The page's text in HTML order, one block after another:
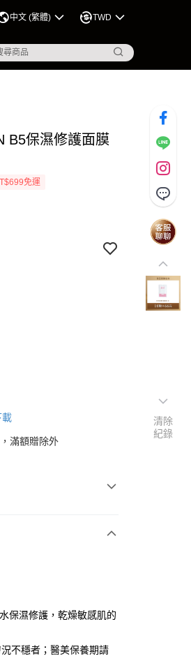
中文 (繁體) TWD
B5保濕修護面膜
免運
載
滿額贈除外
21家銀行
商業銀行
保濕修護，乾燥敏感肌的
不穩者；醫美保養期請
清除
紀錄